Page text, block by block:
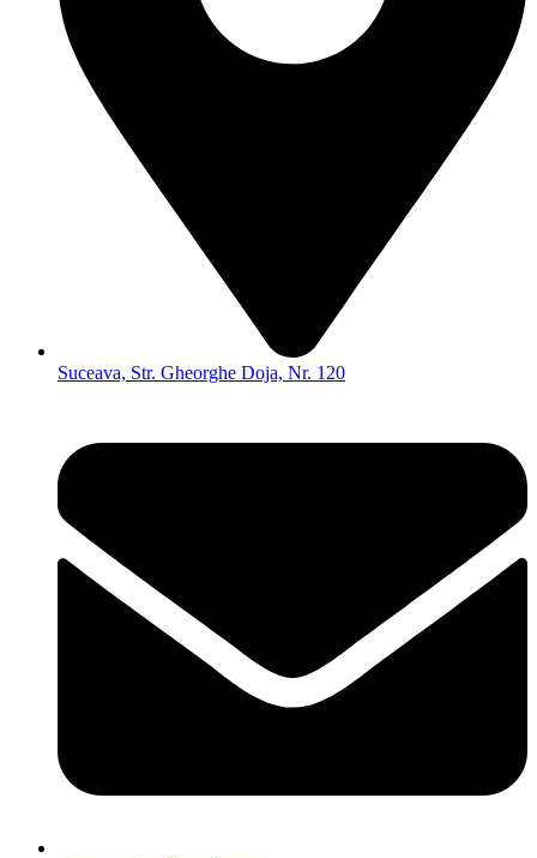
Suceava, Str. Gheorghe Doja, Nr. 120